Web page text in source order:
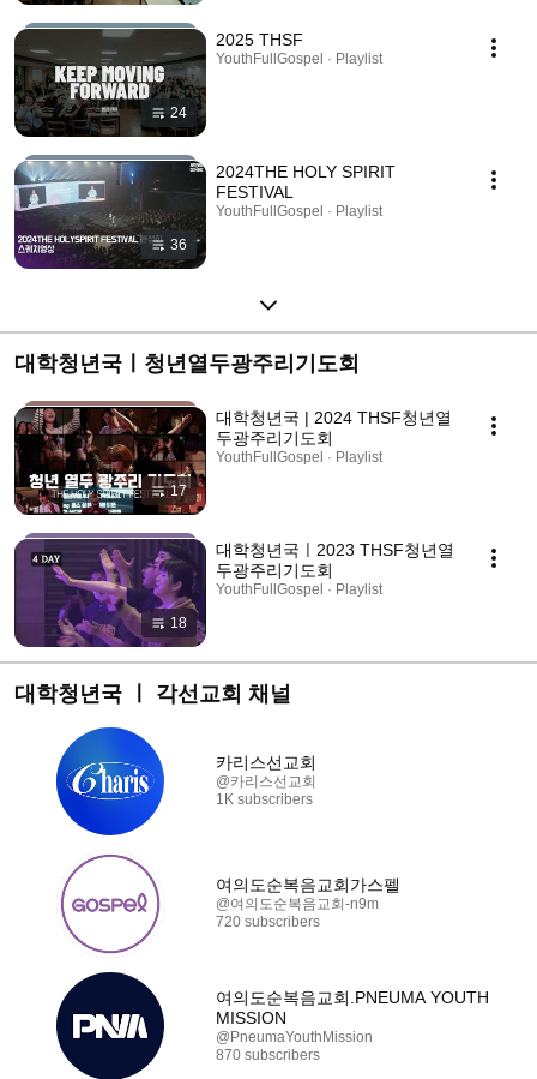
24
2025 THSF
YouthFullGospel · Playlist
36
2024THE HOLY SPIRIT
FESTIVAL
YouthFullGospel · Playlist
대학청년국ㅣ청년열두광주리기도회
17
대학청년국 | 2024 THSF청년열
두광주리기도회
YouthFullGospel · Playlist
18
대학청년국ㅣ2023 THSF청년열
두광주리기도회
YouthFullGospel · Playlist
대학청년국 ㅣ 각선교회 채널
카리스선교회
@카리스선교회
1K subscribers
여의도순복음교회가스펠
@여의도순복음교회-n9m
720 subscribers
여의도순복음교회.PNEUMA YOUTH
MISSION
@PneumaYouthMission
870 subscribers